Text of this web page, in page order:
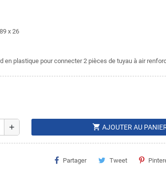
x 26
en plastique pour connecter 2 pièces de tuyau à air
add shopping_cart AJOUTER AU
Partager Tweet